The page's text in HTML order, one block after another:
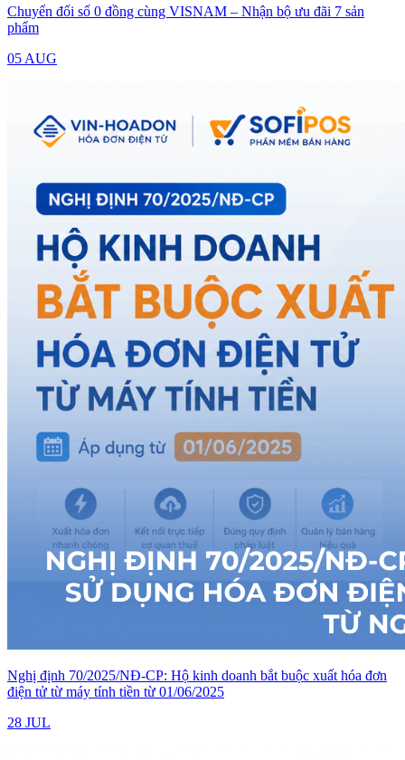
Chuyển đổi số 0 đồng cùng VISNAM – Nhận bộ ưu đãi 7 sản
phẩm
05 AUG
Nghị định 70/2025/NĐ-CP: Hộ kinh doanh bắt buộc xuất hóa đơn
điện tử từ máy tính tiền từ 01/06/2025
28 JUL